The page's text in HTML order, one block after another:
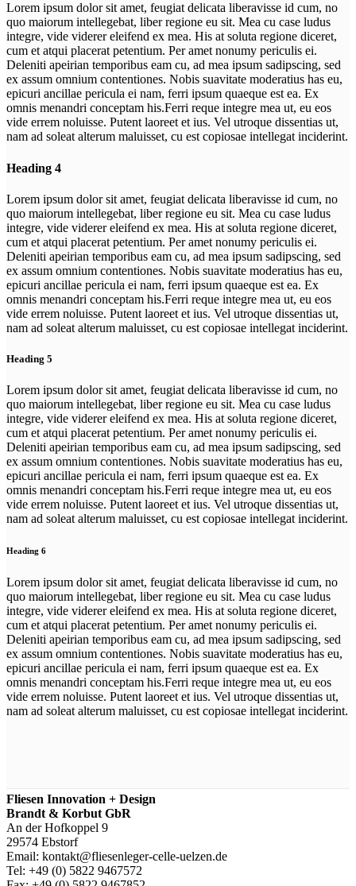
Lorem ipsum dolor sit amet, feugiat delicata liberavisse id cum, no
quo maiorum intellegebat, liber regione eu sit. Mea cu case ludus
integre, vide viderer eleifend ex mea. His at soluta regione diceret,
cum et atqui placerat petentium. Per amet nonumy periculis ei.
Deleniti apeirian temporibus eam cu, ad mea ipsum sadipscing, sed
ex assum omnium contentiones. Nobis suavitate moderatius has eu,
epicuri ancillae pericula ei nam, ferri ipsum quaeque est ea. Ex
omnis menandri conceptam his.Ferri reque integre mea ut, eu eos
vide errem noluisse. Putent laoreet et ius. Vel utroque dissentias ut,
nam ad soleat alterum maluisset, cu est copiosae intellegat inciderint.
Heading 4
Lorem ipsum dolor sit amet, feugiat delicata liberavisse id cum, no
quo maiorum intellegebat, liber regione eu sit. Mea cu case ludus
integre, vide viderer eleifend ex mea. His at soluta regione diceret,
cum et atqui placerat petentium. Per amet nonumy periculis ei.
Deleniti apeirian temporibus eam cu, ad mea ipsum sadipscing, sed
ex assum omnium contentiones. Nobis suavitate moderatius has eu,
epicuri ancillae pericula ei nam, ferri ipsum quaeque est ea. Ex
omnis menandri conceptam his.Ferri reque integre mea ut, eu eos
vide errem noluisse. Putent laoreet et ius. Vel utroque dissentias ut,
nam ad soleat alterum maluisset, cu est copiosae intellegat inciderint.
Heading 5
Lorem ipsum dolor sit amet, feugiat delicata liberavisse id cum, no
quo maiorum intellegebat, liber regione eu sit. Mea cu case ludus
integre, vide viderer eleifend ex mea. His at soluta regione diceret,
cum et atqui placerat petentium. Per amet nonumy periculis ei.
Deleniti apeirian temporibus eam cu, ad mea ipsum sadipscing, sed
ex assum omnium contentiones. Nobis suavitate moderatius has eu,
epicuri ancillae pericula ei nam, ferri ipsum quaeque est ea. Ex
omnis menandri conceptam his.Ferri reque integre mea ut, eu eos
vide errem noluisse. Putent laoreet et ius. Vel utroque dissentias ut,
nam ad soleat alterum maluisset, cu est copiosae intellegat inciderint.
Heading 6
Lorem ipsum dolor sit amet, feugiat delicata liberavisse id cum, no
quo maiorum intellegebat, liber regione eu sit. Mea cu case ludus
integre, vide viderer eleifend ex mea. His at soluta regione diceret,
cum et atqui placerat petentium. Per amet nonumy periculis ei.
Deleniti apeirian temporibus eam cu, ad mea ipsum sadipscing, sed
ex assum omnium contentiones. Nobis suavitate moderatius has eu,
epicuri ancillae pericula ei nam, ferri ipsum quaeque est ea. Ex
omnis menandri conceptam his.Ferri reque integre mea ut, eu eos
vide errem noluisse. Putent laoreet et ius. Vel utroque dissentias ut,
nam ad soleat alterum maluisset, cu est copiosae intellegat inciderint.
Fliesen Innovation + Design
Brandt & Korbut GbR
An der Hofkoppel 9
29574 Ebstorf
Email: kontakt@fliesenleger-celle-uelzen.de
Tel: +49 (0) 5822 9467572